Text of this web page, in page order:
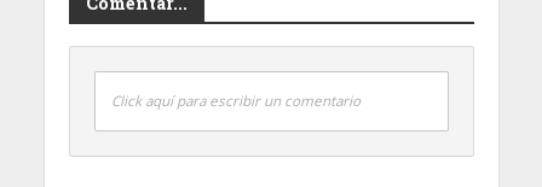
Click aquí para escribir un comentario